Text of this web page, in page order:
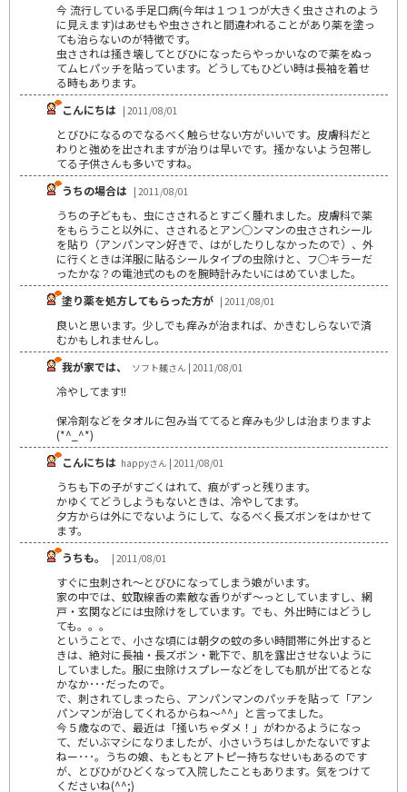
今 流行している手足口病(今年は１つ１つが大きく虫さされのよう
に見えます)はあせもや虫さされと間違われることがあり薬を塗っ
ても治らないのが特徴です。
虫さされは掻き壊してとびひになったらやっかいなので薬をぬっ
てムヒパッチを貼っています。どうしてもひどい時は長袖を着せ
る時もあります。
こんにちは | 2011/08/01
とびひになるのでなるべく触らせない方がいいです。皮膚科だと
わりと強めを出されますが治りは早いです。掻かないよう包帯し
てる子供さんも多いですね。
うちの場合は | 2011/08/01
うちの子どもも、虫にさされるとすごく腫れました。皮膚科で薬
をもらうこと以外に、さされるとアン○ンマンの虫さされシール
を貼り（アンパンマン好きで、はがしたりしなかったので）、外
に行くときは洋服に貼るシールタイプの虫除けと、フ○キラーだ
ったかな？の電池式のものを腕時計みたいにはめていました。
塗り薬を処方してもらった方が | 2011/08/01
良いと思います。少しでも痒みが治まれば、かきむしらないで済
むかもしれませんし。
我が家では、
ソフト麺さん | 2011/08/01
冷やしてます!!
保冷剤などをタオルに包み当ててると痒みも少しは治まりますよ
(*^_^*)
こんにちは happyさん | 2011/08/01
うちも下の子がすごくはれて、痕がずっと残ります。
かゆくてどうしようもないときは、冷やしてます。
夕方からは外にでないようにして、なるべく長ズボンをはかせて
ます。
うちも。
| 2011/08/01
すぐに虫刺され～とびひになってしまう娘がいます。
家の中では、蚊取線香の素敵な香りがず～っとしていますし、網
戸・玄関などには虫除けをしています。でも、外出時にはどうし
ても。。。
ということで、小さな頃には朝夕の蚊の多い時間帯に外出すると
きは、絶対に長袖・長ズボン・靴下で、肌を露出させないように
していました。服に虫除けスプレーなどをしても肌が出てるとな
かなか･･･だったので。
で、刺されてしまったら、アンパンマンのパッチを貼って「アン
パンマンが治してくれるからね～^^」と言ってました。
今５歳なので、最近は「掻いちゃダメ！」がわかるようになっ
て、だいぶマシになりましたが、小さいうちはしかたないですよ
ねー･･･。うちの娘、もともとアトピー持ちなせいもあるのです
が、とびひがひどくなって入院したこともあります。気をつけて
くださいね(^^;)